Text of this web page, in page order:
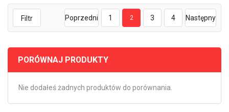
Filtr Poprzedni 1 2 3 4 Następny
PORÓWNAJ PRODUKTY
Nie dodałeś żadnych produktów do porównania.